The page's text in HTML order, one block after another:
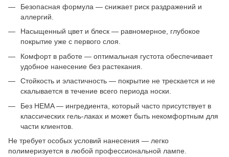
Безопасная формула — снижает риск раздражений и
аллергий.
Насыщенный цвет и блеск — равномерное, глубокое
покрытие уже с первого слоя.
Комфорт в работе — оптимальная густота обеспечивает
удобное нанесение без растекания.
Стойкость и эластичность — покрытие не трескается и не
скалывается в течение всего периода носки.
Без HEMA — ингредиента, который часто присутствует в
классических гель-лаках и может быть некомфортным для
части клиентов.
Не требует особых условий нанесения — легко
полимеризуется в любой профессиональной лампе.